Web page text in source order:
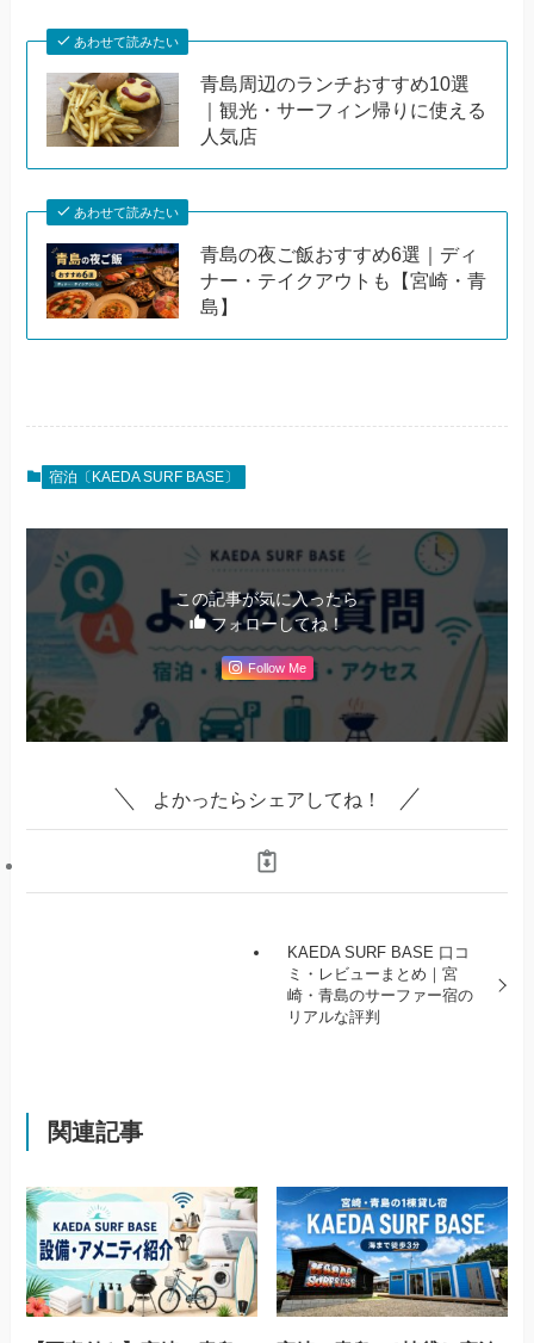
あわせて読みたい
青島周辺のランチおすすめ10選
｜観光・サーフィン帰りに使える
人気店
あわせて読みたい
青島の夜ご飯おすすめ6選｜ディ
ナー・テイクアウトも【宮崎・青
島】
宿泊〔KAEDA SURF BASE〕
この記事が気に入ったら
フォローしてね！
Follow Me
よかったらシェアしてね！
KAEDA SURF BASE 口コ
ミ・レビューまとめ｜宮
崎・青島のサーファー宿の
リアルな評判
関連記事